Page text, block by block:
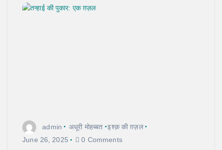
admin अधूरी मोहब्बत
इश्क़ की ग़ज़ल
June 26, 2025
0 Comments